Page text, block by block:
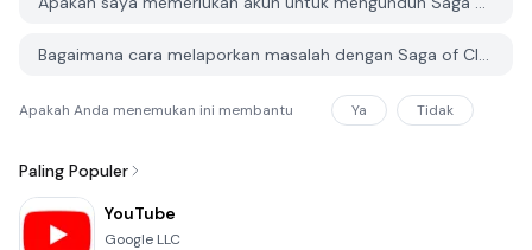
Bagaimana cara melaporkan masalah dengan Saga of Clans di PGYER APK HUB?
Apakah Anda menemukan ini membantu Ya Tidak
Paling Populer
YouTube
Google LLC